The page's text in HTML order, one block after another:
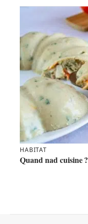
HABITAT
Quand nad cuisine ?